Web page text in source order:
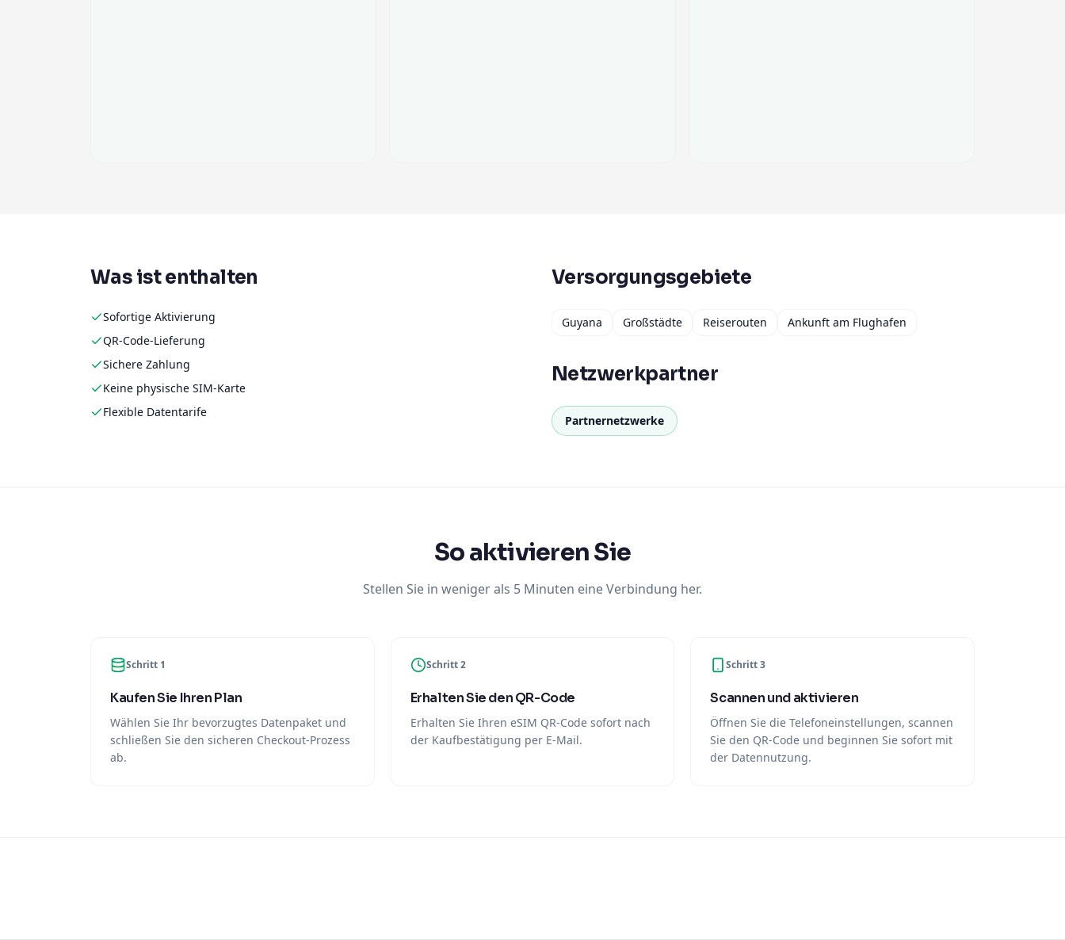
Was ist enthalten
Sofortige Aktivierung
QR-Code-Lieferung
Sichere Zahlung
Keine physische SIM-Karte
Flexible Datentarife
Versorgungsgebiete
Guyana Großstädte Reiserouten Ankunft am Flughafen
Netzwerkpartner
Partnernetzwerke
So aktivieren Sie
Stellen Sie in weniger als 5 Minuten eine Verbindung her.
Schritt 1
Kaufen Sie Ihren Plan
Wählen Sie Ihr bevorzugtes Datenpaket und
schließen Sie den sicheren Checkout-Prozess
ab.
Schritt 2
Erhalten Sie den QR-Code
Erhalten Sie Ihren eSIM QR-Code sofort nach
der Kaufbestätigung per E-Mail.
Schritt 3
Scannen und aktivieren
Öffnen Sie die Telefoneinstellungen, scannen
Sie den QR-Code und beginnen Sie sofort mit
der Datennutzung.